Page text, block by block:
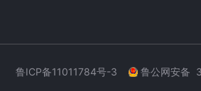
鲁ICP备11011784号-3 鲁公网安备